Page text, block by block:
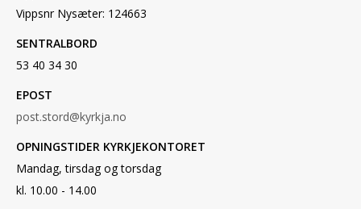
Vippsnr Nysæter: 124663
SENTRALBORD
53 40 34 30
EPOST
post.stord@kyrkja.no
OPNINGSTIDER KYRKJEKONTORET
Mandag, tirsdag og torsdag
kl. 10.00 - 14.00